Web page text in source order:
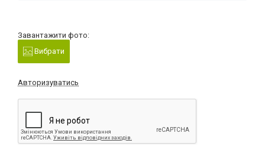
Завантажити фото:
Вибрати
Авторизуватись